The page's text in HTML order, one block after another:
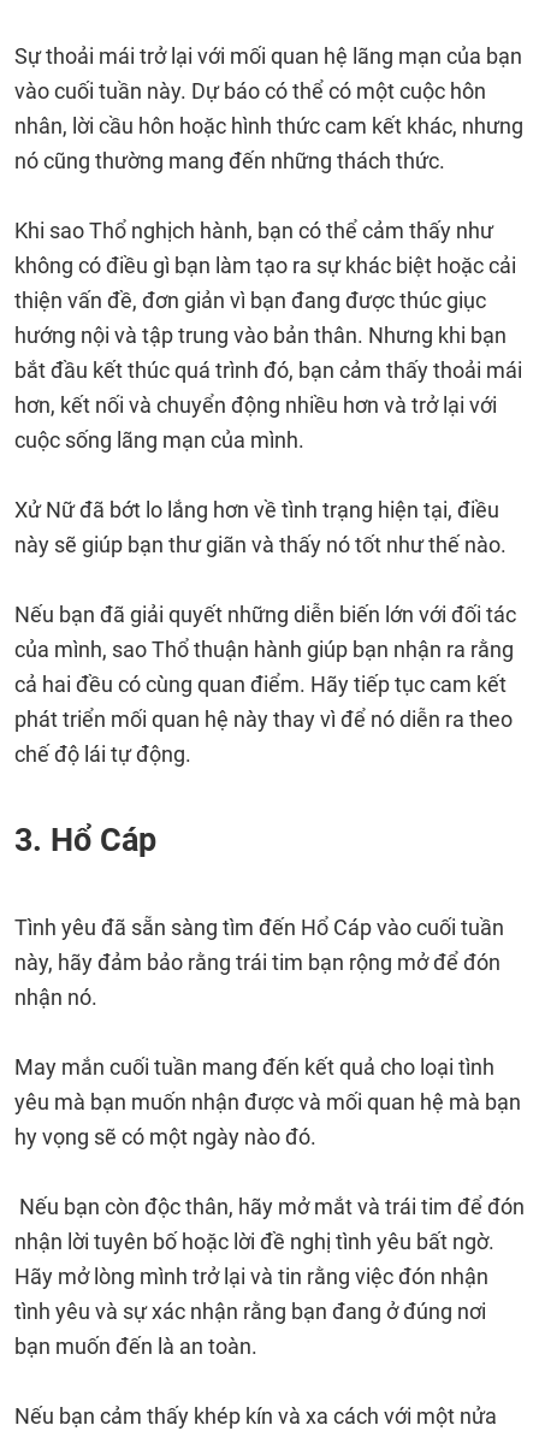
Sự thoải mái trở lại với mối quan hệ lãng mạn của bạn
vào cuối tuần này. Dự báo có thể có một cuộc hôn
nhân, lời cầu hôn hoặc hình thức cam kết khác, nhưng
nó cũng thường mang đến những thách thức.
Khi sao Thổ nghịch hành, bạn có thể cảm thấy như
không có điều gì bạn làm tạo ra sự khác biệt hoặc cải
thiện vấn đề, đơn giản vì bạn đang được thúc giục
hướng nội và tập trung vào bản thân. Nhưng khi bạn
bắt đầu kết thúc quá trình đó, bạn cảm thấy thoải mái
hơn, kết nối và chuyển động nhiều hơn và trở lại với
cuộc sống lãng mạn của mình.
Xử Nữ đã bớt lo lắng hơn về tình trạng hiện tại, điều
này sẽ giúp bạn thư giãn và thấy nó tốt như thế nào.
Nếu bạn đã giải quyết những diễn biến lớn với đối tác
của mình, sao Thổ thuận hành giúp bạn nhận ra rằng
cả hai đều có cùng quan điểm. Hãy tiếp tục cam kết
phát triển mối quan hệ này thay vì để nó diễn ra theo
chế độ lái tự động.
3. Hổ Cáp
Tình yêu đã sẵn sàng tìm đến Hổ Cáp vào cuối tuần
này, hãy đảm bảo rằng trái tim bạn rộng mở để đón
nhận nó.
May mắn cuối tuần mang đến kết quả cho loại tình
yêu mà bạn muốn nhận được và mối quan hệ mà bạn
hy vọng sẽ có một ngày nào đó.
Nếu bạn còn độc thân, hãy mở mắt và trái tim để đón
nhận lời tuyên bố hoặc lời đề nghị tình yêu bất ngờ.
Hãy mở lòng mình trở lại và tin rằng việc đón nhận
tình yêu và sự xác nhận rằng bạn đang ở đúng nơi
bạn muốn đến là an toàn.
Nếu bạn cảm thấy khép kín và xa cách với một nửa